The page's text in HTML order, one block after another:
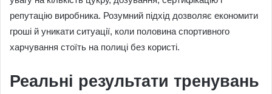
репутацію виробника. Розумний підхід дозволяє економити
гроші й уникати ситуації, коли половина спортивного
харчування стоїть на полиці без користі.
Реальні результати тренувань